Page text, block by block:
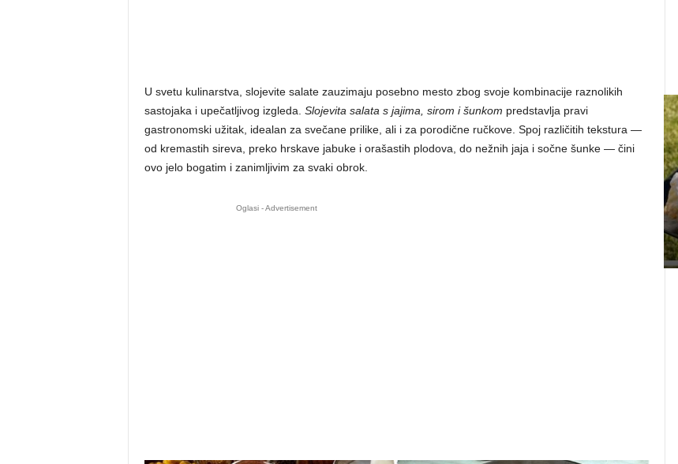
U svetu kulinarstva, slojevite salate zauzimaju posebno mesto zbog svoje kombinacije raznolikih
sastojaka i upečatljivog izgleda. Slojevita salata s jajima, sirom i šunkom predstavlja pravi
gastronomski užitak, idealan za svečane prilike, ali i za porodične ručkove. Spoj različitih tekstura —
od kremastih sireva, preko hrskave jabuke i orašastih plodova, do nežnih jaja i sočne šunke — čini
ovo jelo bogatim i zanimljivim za svaki obrok.
Oglasi - Advertisement